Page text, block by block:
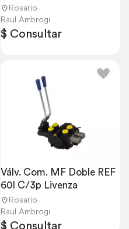
Rosario
Raul Ambrogi
$ Consultar
Válv. Com. MF Doble REF
60l C/3p Livenza
Rosario
Raul Ambrogi
$ Consultar